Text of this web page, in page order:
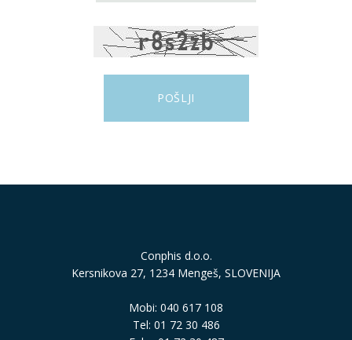
Conphis d.o.o.
Kersnikova 27, 1234 Mengeš, SLOVENIJA
Mobi: 040 617 108
Tel: 01 72 30 486